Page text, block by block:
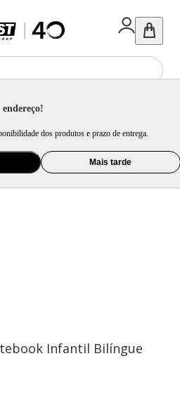
dos produtos e prazo de entrega.
Mais tarde
Infantil Bilíngue